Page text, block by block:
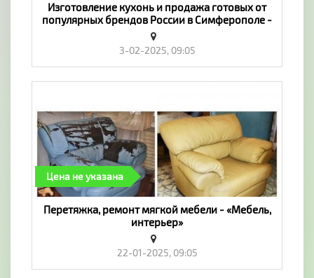
Изготовление кухонь и продажа готовых от
популярных брендов России в Симферополе -
«Мебель, интерьер»
3-02-2025, 09:05
Цена не указана
Перетяжка, ремонт мягкой мебели - «Мебель,
интерьер»
22-01-2025, 09:05